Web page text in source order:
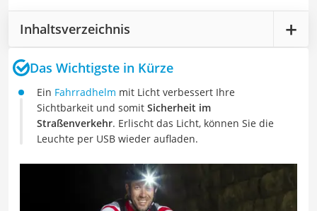
Inhaltsverzeichnis
Das Wichtigste in Kürze
Ein Fahrradhelm mit Licht verbessert Ihre
Sichtbarkeit und somit Sicherheit im
Straßenverkehr. Erlischt das Licht, können Sie die
Leuchte per USB wieder aufladen.